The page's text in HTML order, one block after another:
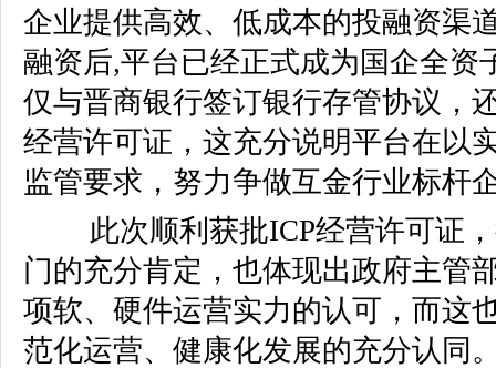
企业提供高效、低成本的投融资渠
融资后,平台已经正式成为国企全资
仅与晋商银行签订银行存管协议，
经营许可证，这充分说明平台在以
监管要求，努力争做互金行业标杆
此次顺利获批ICP经营许可证
门的充分肯定，也体现出政府主管
项软、硬件运营实力的认可，而这
范化运营、健康化发展的充分认同